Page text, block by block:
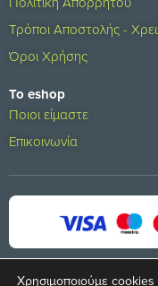
Τρόποι Αποστολής -
Όροι Χρήσης
Το eshop
Ποιοι είμαστε
Επικοινωνία
Χρησιμοποιούμε